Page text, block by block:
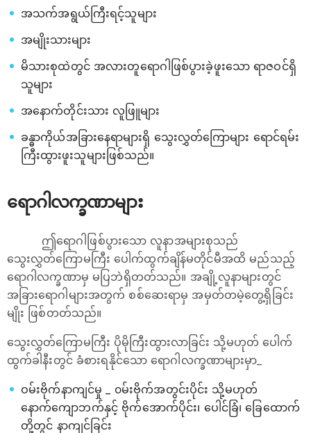
အသက်အရွယ်ကြီးရင့်သူများ
အမျိုးသားများ
မိသားစုထဲတွင် အလားတူရောဂါဖြစ်ပွားခဲ့ဖူးသော ရာဇဝင်ရှိ
သူများ
အနောက်တိုင်းသား လူဖြူများ
ခန္ဓာကိုယ်အခြားနေရာများရှိ သွေးလွှတ်ကြောများ ရောင်ရမ်း
ကြီးထွားဖူးသူများဖြစ်သည်။
ရောဂါလက္ခဏာများ
ဤရောဂါဖြစ်ပွားသော လူနာအများစုသည်
သွေးလွှတ်ကြောမကြီး ပေါက်ထွက်ချိန်မတိုင်မီအထိ မည်သည့်
ရောဂါလက္ခဏာမှ မပြဘဲရှိတတ်သည်။ အချို့လူနာများတွင်
အခြားရောဂါများအတွက် စစ်ဆေးရာမှ အမှတ်တမဲ့တွေ့ရှိခြင်း
မျိုး ဖြစ်တတ်သည်။
သွေးလွှတ်ကြောမကြီး ပိုမိုကြီးထွားလာခြင်း သို့မဟုတ် ပေါက်
ထွက်ခါနီးတွင် ခံစားရနိုင်သော ရောဂါလက္ခဏာများမှာ_
ဝမ်းဗိုက်နာကျင်မှု _ ၀မ်းဗိုက်အတွင်းပိုင်း သို့မဟုတ်
နောက်ကျောဘက်နှင့် ဗိုက်အောက်ပိုင်း၊ ပေါင်ခြံ၊ ခြေထောက်
တို့တွင် နာကျင်ခြင်း